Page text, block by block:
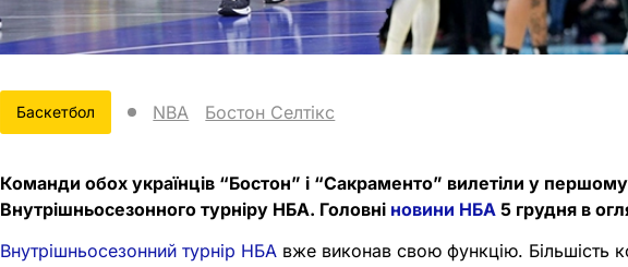
Баскетбол NBA Бостон Селтікс
Команди обох українців “Бостон” і “Сакраменто” вилетіли у
Внутрішньосезонного турніру НБА. Головні новини НБА 5 грудня в
Внутрішньосезонний турнір НБА вже виконав свою функцію. Більшість